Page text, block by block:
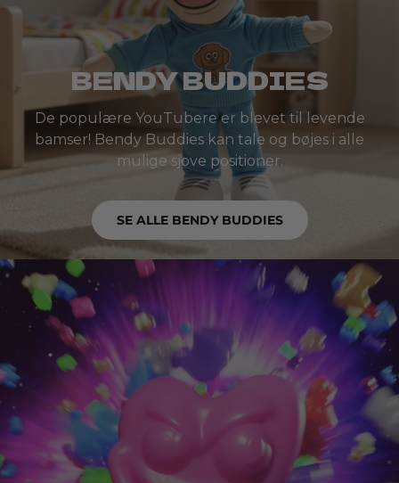
BENDY BUDDIES
De populære YouTubere er blevet til levende
bamser! Bendy Buddies kan tale og bøjes i alle
mulige sjove positioner.
SE ALLE BENDY BUDDIES